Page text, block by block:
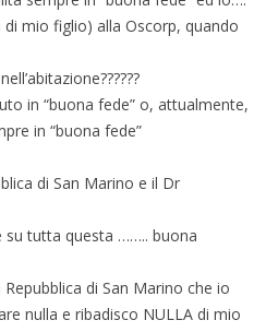
mio figlio) alla Oscorp, quando
in “buona fede” o, attualmente,
in “buona fede”
di San Marino e il Dr
su tutta questa …….. buona
di San Marino che io
nulla e ribadisco NULLA di mio